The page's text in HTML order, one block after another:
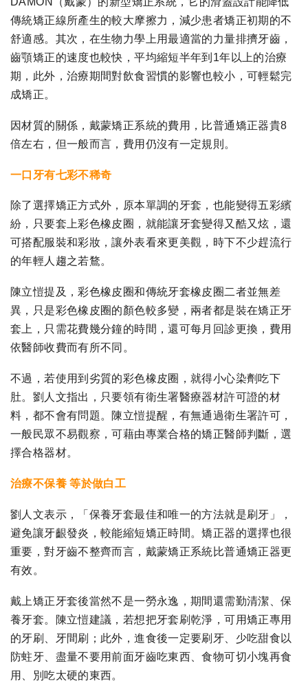
傳統矯正線所產生的較大摩擦力，減少患者矯正初期的不
舒適感。其次，在生物力學上用最適當的力量排擠牙齒，
齒顎矯正的速度也較快，平均縮短半年到1年以上的治療
期，此外，治療期間對飲食習慣的影響也較小，可輕鬆完
成矯正。
因材質的關係，戴蒙矯正系統的費用，比普通矯正器貴8
倍左右，但一般而言，費用仍沒有一定規則。
一口牙有七彩不稀奇
除了選擇矯正方式外，原本單調的牙套，也能變得五彩繽
紛，只要套上彩色橡皮圈，就能讓牙套變得又酷又炫，還
可搭配服裝和彩妝，讓外表看來更美觀，時下不少趕流行
的年輕人趨之若鶩。
陳立愷提及，彩色橡皮圈和傳統牙套橡皮圈二者並無差
異，只是彩色橡皮圈的顏色較多變，兩者都是裝在矯正牙
套上，只需花費幾分鐘的時間，還可每月回診更換，費用
依醫師收費而有所不同。
不過，若使用到劣質的彩色橡皮圈，就得小心染劑吃下
肚。劉人文指出，只要領有衛生署醫療器材許可證的材
料，都不會有問題。陳立愷提醒，有無通過衛生署許可，
一般民眾不易觀察，可藉由專業合格的矯正醫師判斷，選
擇合格器材。
治療不保養 等於做白工
劉人文表示，「保養牙套最佳和唯一的方法就是刷牙」，
避免讓牙齦發炎，較能縮短矯正時間。矯正器的選擇也很
重要，對牙齒不整齊而言，戴蒙矯正系統比普通矯正器更
有效。
戴上矯正牙套後當然不是一勞永逸，期間還需勤清潔、保
養牙套。陳立愷建議，若想把牙套刷乾淨，可用矯正專用
的牙刷、牙間刷；此外，進食後一定要刷牙、少吃甜食以
防蛀牙、盡量不要用前面牙齒吃東西、食物可切小塊再食
用、別吃太硬的東西。